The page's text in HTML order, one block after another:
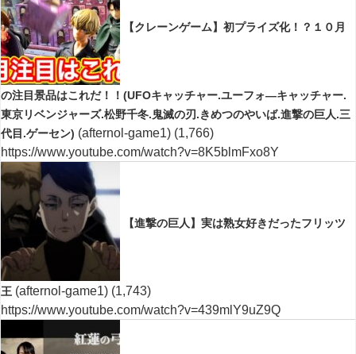
【クレーンゲーム】初プライズ化！？１０月
の注目景品はこれだ！！(UFOキャッチャー.ユーフォ―キャッチャー.
東京リベンジャーズ.松野千冬.鬼滅の刃.きめつのやいば.進撃の巨人.三
代目.ゲーセン) (afternol-game1) (1,766)
https://www.youtube.com/watch?v=8K5blmFxo8Y
【進撃の巨人】実は熟女好きだったフリッツ
王 (afternol-game1) (1,743)
https://www.youtube.com/watch?v=439mlY9uZ9Q